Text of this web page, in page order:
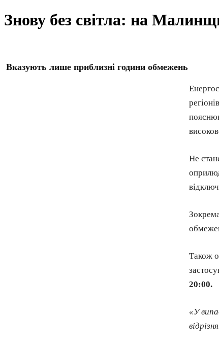
Знову без світла: на
Вказують лише приблизні години обмежень
Не
Також
20:00.
«У